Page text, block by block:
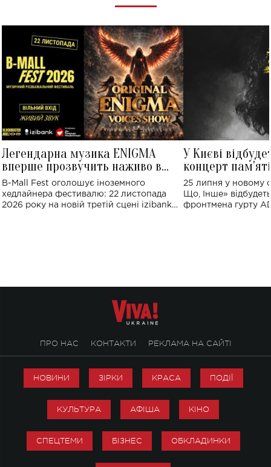
Легендарна музика ENIGMA
вперше прозвучить наживо в
Україні: де відбудеться концерт
B-Mall Fest оголошує іноземного
хедлайнера фестивалю: 22 листопада
2026 року на новій третій сцені izibank
У Києві
концерт
Клименка:
виконають
25 липня у новому
Що, Інше»
фронтмена гурту
ПРО НАС КОНТАКТИ РЕКЛАМА НА САЙТІ
НОВИНИ ЗІРКИ КРАСА ПОДІЇ
КУЛЬТУРА АФІША КІНО
СПЕЦТЕМИ БІЗНЕС ОБКЛАДИНКИ